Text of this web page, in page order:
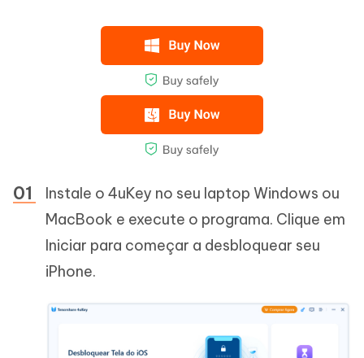
Instale o 4uKey no seu laptop Windows ou
MacBook e execute o programa. Clique em
Iniciar para começar a desbloquear seu
iPhone.